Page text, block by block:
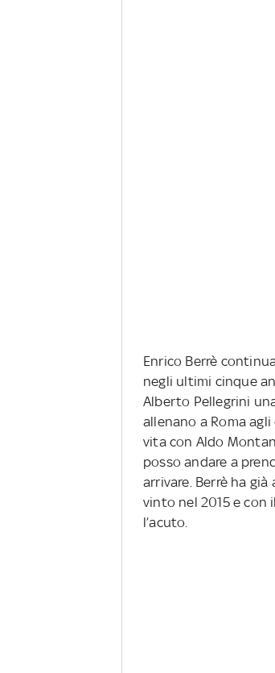
Enrico Berrè
negli ultimi cinque
Alberto Pellegrini
allenano a Roma
vita con Aldo
posso andare a
arrivare. Berrè ha
vinto nel 2015 e con
l’acuto.